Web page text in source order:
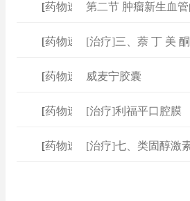
药物速查]
第二节 肿瘤新生血
药物速查 ]
[治疗]三、萘 丁 美 酮
药物速查 ]威麦宁胶囊
药物速查 ]
[治疗]利福平口腔膜
药物速查 ]
[治疗]七、类固醇激